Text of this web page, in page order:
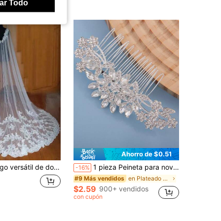
vestido de novia, encaje hecho a mano estilo europeo & americano, DIY
Ahorro de $0.51
-16% 1 pieza Peineta para novia con diseño elegante de flores de ciruelo, adecuada para banquetes de boda
#9 Más vendidos en Plateado Tocados de novia
$2.59 900+ vendidos
con cupón
Todo